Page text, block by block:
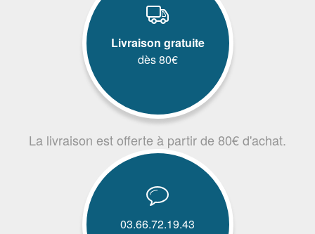
Livraison gratuite
dès 80€
La livraison est offerte à partir de 80€ d'achat.
03.66.72.19.43